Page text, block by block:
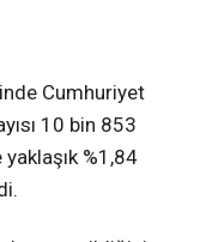
Cumhuriyet
10 bin 853
%1,84